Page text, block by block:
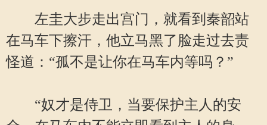
左圭大步走出宫门，就看到秦韶站
在马车下擦汗，他立马黑了脸走过去责
怪道：“孤不是让你在马车内等吗？”
“奴才是侍卫，当要保护主人的安